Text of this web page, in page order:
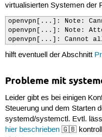
virtualisierten Systemen der
openvpn[...]: Note:
openvpn[...]: Note:
openvpn[...]: Cannot
hilft eventuell der Abschnitt
Probleme mit
Leider gibt es bei einigen
Steuerung und dem Starten
systemd/systemctl. Evtl.
hier beschrieben🇬🇧